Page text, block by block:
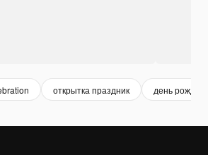
открытка праздник день